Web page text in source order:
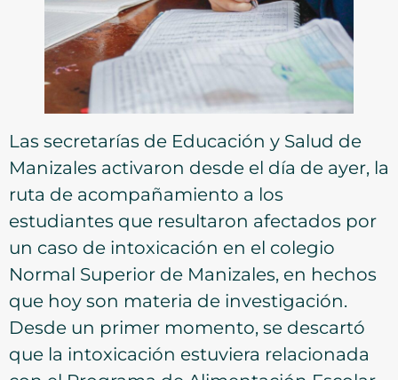
Las secretarías de Educación y Salud de
Manizales activaron desde el día de ayer, la
ruta de acompañamiento a los
estudiantes que resultaron afectados por
un caso de intoxicación en el colegio
Normal Superior de Manizales, en hechos
que hoy son materia de investigación.
Desde un primer momento, se descartó
que la intoxicación estuviera relacionada